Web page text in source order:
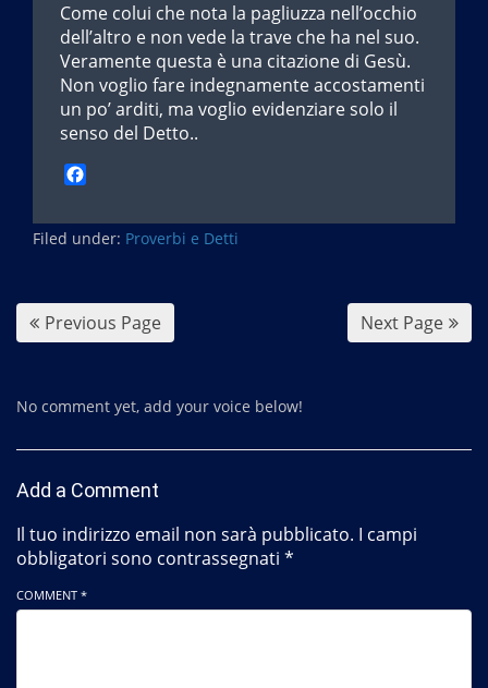
Come colui che nota la pagliuzza nell’occhio
dell’altro e non vede la trave che ha nel suo.
Veramente questa è una citazione di Gesù.
Non voglio fare indegnamente accostamenti
un po’ arditi, ma voglio evidenziare solo il
senso del Detto..
c
e
o
k
Filed under: Proverbi e Detti
Previous Page Next Page
No comment yet, add your voice below!
Add a Comment
Il tuo indirizzo email non sarà pubblicato. I campi
obbligatori sono contrassegnati *
COMMENT *